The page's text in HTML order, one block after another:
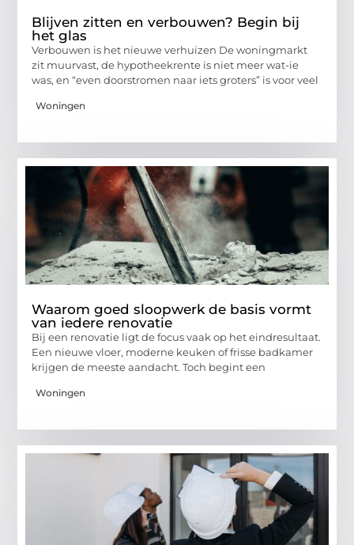
Blijven zitten en verbouwen? Begin bij
het glas
Verbouwen is het nieuwe verhuizen De woningmarkt
zit muurvast, de hypotheekrente is niet meer wat-ie
was, en “even doorstromen naar iets groters” is voor veel
Woningen
Waarom goed sloopwerk de basis vormt
van iedere renovatie
Bij een renovatie ligt de focus vaak op het eindresultaat.
Een nieuwe vloer, moderne keuken of frisse badkamer
krijgen de meeste aandacht. Toch begint een
Woningen